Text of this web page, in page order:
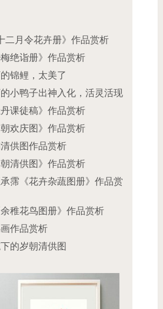
二月令花卉册》作品赏析
绝诣册》作品赏析
锦鲤，太美了
小鸭子出神入化，活灵活现
课徒稿》作品赏析
欢庆图》作品赏析
供图作品赏析
清供图》作品赏析
霈《花卉杂蔬图册》作品赏
稚花鸟图册》作品赏析
作品赏析
的岁朝清供图